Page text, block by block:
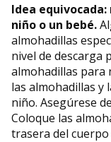
Idea equivocada:
niño o un bebé.
almohadillas
nivel de descarga
almohadillas para
las almohadillas y
niño. Asegúrese
Coloque las
trasera del cuerpo